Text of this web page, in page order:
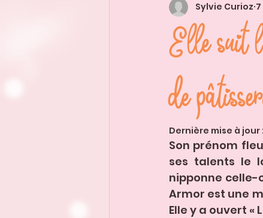
Vivre d'Art
Elle suit
de
Sylvie Curioz
Dernière mise à jour :
Son prénom
ses talents le
nipponne celle-
Armor est une
Elle y a ouvert «